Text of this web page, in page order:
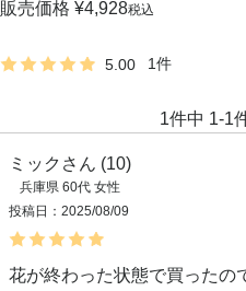
販売価格 ¥4,928税込
5.00 1
1件中 1-1
ミック 10
兵庫県 60代 女性
投稿日
2025/08/09
花が終わった状態で買ったの